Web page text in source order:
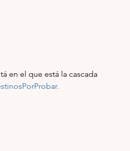
en el que está la cascada
.